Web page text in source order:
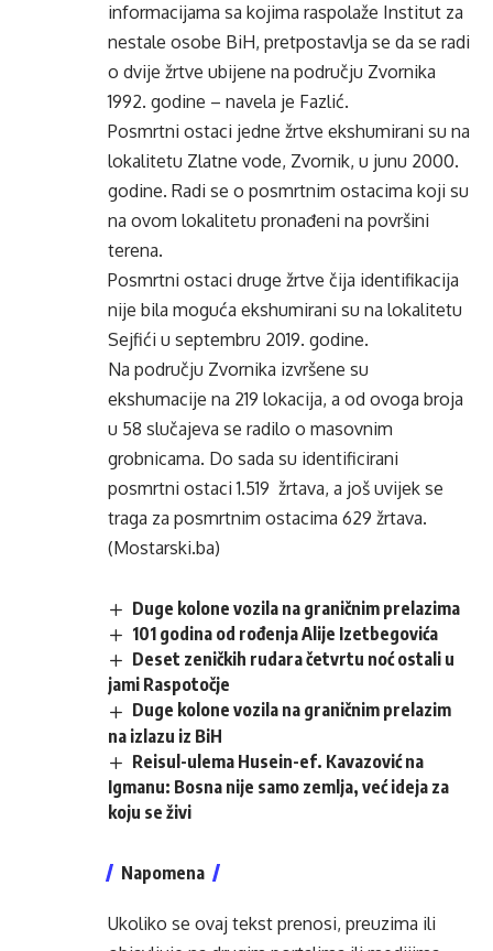
informacijama sa kojima raspolaže Institut za
nestale osobe BiH, pretpostavlja se da se radi
o dvije žrtve ubijene na području Zvornika
1992. godine – navela je Fazlić.
Posmrtni ostaci jedne žrtve ekshumirani su na
lokalitetu Zlatne vode, Zvornik, u junu 2000.
godine. Radi se o posmrtnim ostacima koji su
na ovom lokalitetu pronađeni na površini
terena.
Posmrtni ostaci druge žrtve čija identifikacija
nije bila moguća ekshumirani su na lokalitetu
Sejfići u septembru 2019. godine.
Na području Zvornika izvršene su
ekshumacije na 219 lokacija, a od ovoga broja
u 58 slučajeva se radilo o masovnim
grobnicama. Do sada su identificirani
posmrtni ostaci 1.519 žrtava, a još uvijek se
traga za posmrtnim ostacima 629 žrtava.
(Mostarski.ba)
Duge kolone vozila na graničnim prelazima
101 godina od rođenja Alije Izetbegovića
Deset zeničkih rudara četvrtu noć ostali u
jami Raspotočje
Duge kolone vozila na graničnim prelazim
na izlazu iz BiH
Reisul-ulema Husein-ef. Kavazović na
Igmanu: Bosna nije samo zemlja, već ideja za
koju se živi
Napomena
Ukoliko se ovaj tekst prenosi, preuzima ili